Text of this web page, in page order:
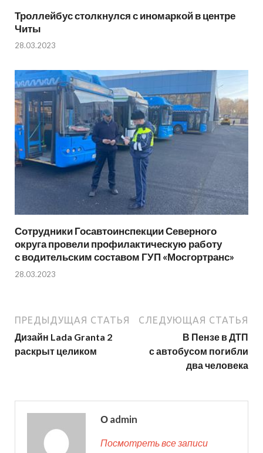
Троллейбус столкнулся с иномаркой в центре
Читы
28.03.2023
Сотрудники Госавтоинспекции Северного
округа провели профилактическую работу
с водительским составом ГУП «Мосгортранс»
28.03.2023
ПРЕДЫДУЩАЯ СТАТЬЯ
Дизайн Lada Granta 2
раскрыт целиком
СЛЕДУЮЩАЯ СТАТЬЯ
В Пензе в ДТП
с автобусом погибли
два человека
О admin
Посмотреть все записи